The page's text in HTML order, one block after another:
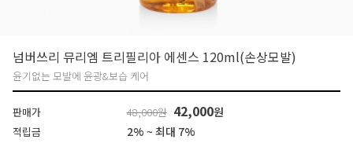
넘버쓰리 뮤리엠 트리필리아 에센스 120ml(손상모발)
윤기없는 모발에 윤광&보습 케어
판매가 48,000원 42,000원
적립금 2% ~ 최대 7%